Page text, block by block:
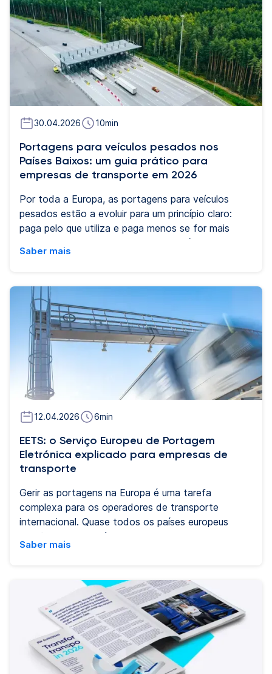
veículos e equipamentos técnicos obrigatórios.
Compreender as regras de condução de camiões
na Alemanha ajuda as empresas de transporte a
evitar multas, atrasos e riscos operacionais em
operações nacionais ou transfronteiriças.
30.04.2026 10min
Portagens para veículos pesados nos
Países Baixos: um guia prático para
empresas de transporte em 2026
Por toda a Europa, as portagens para veículos
pesados estão a evoluir para um princípio claro:
paga pelo que utiliza e paga menos se for mais
eficiente. Desde julho de 2026, os Países Baixos
introduziram portagens baseadas nos quilómetros
estabelecidos na Alemanha, Áustria e Bélgica.
Antes de julho, este era um dos poucos mercados
europeus sem portagens baseadas na distância na
maioria das suas autoestradas. Para as empresas
de transporte, isto marca uma evolução
importante. Os custos das portagens deixam de
ser uma despesa administrativa fixa para se
tornarem um fator diretamente ligado à forma
como os veículos são operados, criando novas
oportunidades para otimizar rotas, a composição
Saber mais
12.04.2026 6min
EETS: o Serviço Europeu de Portagem
Eletrónica explicado para empresas de
transporte
Gerir as portagens na Europa é uma tarefa
complexa para os operadores de transporte
internacional. Quase todos os países europeus
dispõem do seu próprio sistema de cobrança de
portagens, com tecnologias, contratos e regras de
de forma transfronteiriça, isto traduz-se numa
elevada carga administrativa e em ineficiências
operacionais significativas. O sistema EETS
(European Electronic Toll Service) foi criado
precisamente para simplificar esta complexidade.
Neste artigo explicamos o que é EETS, como
funciona na prática e por que razão desempenha
Saber mais